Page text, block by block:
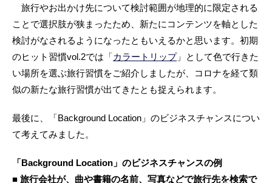
旅行やお出かけ先について検討範囲が地理的に限定される
ことで選択肢が狭まったため、新たにコンテンツを軸とした
検討がなされるようになったともいえるかと思います。初期
のヒット習慣vol.2では「カラートリップ」として色で行きた
い場所を選ぶ旅行習慣をご紹介しましたが、コロナを経て類
似の新たな旅行習慣が出てきたとも捉えられます。
最後に、「Background Location」のビジネスチャンスについ
て考えてみました。
「Background Location」のビジネスチャンスの例
■ 旅行会社が、曲や書籍の名前、写真などで旅行先を検索で